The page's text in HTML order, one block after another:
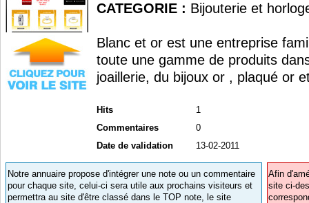
CATEGORIE : Bijouterie et
Blanc et or est une entreprise
toute une gamme de produits
joaillerie, du bijoux or , plaqué or
Hits
1
Commentaires
0
Date de validation
13-02-2011
Notre annuaire propose d'intégrer une note ou un commentaire
pour chaque site, celui-ci sera utile aux prochains visiteurs et
permettra au site d'être classé dans le TOP note, le site
Afin
site ci-